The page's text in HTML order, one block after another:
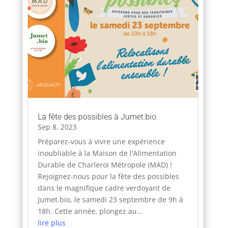
La fête des possibles à Jumet.bio
Sep 8, 2023
Préparez-vous à vivre une expérience
inoubliable à la Maison de l'Alimentation
Durable de Charleroi Métropole (MAD) !
Rejoignez-nous pour la fête des possibles
dans le magnifique cadre verdoyant de
Jumet.bio, le samedi 23 septembre de 9h à
18h. Cette année, plongez au...
lire plus